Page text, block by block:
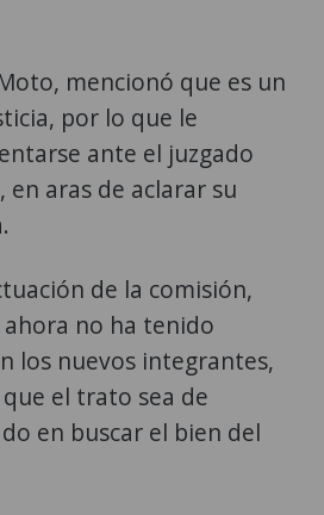
mencionó que es un
por lo que le
ante el juzgado
aras de aclarar su
de la comisión,
no ha tenido
los nuevos integrantes,
el trato sea de
en buscar el bien del